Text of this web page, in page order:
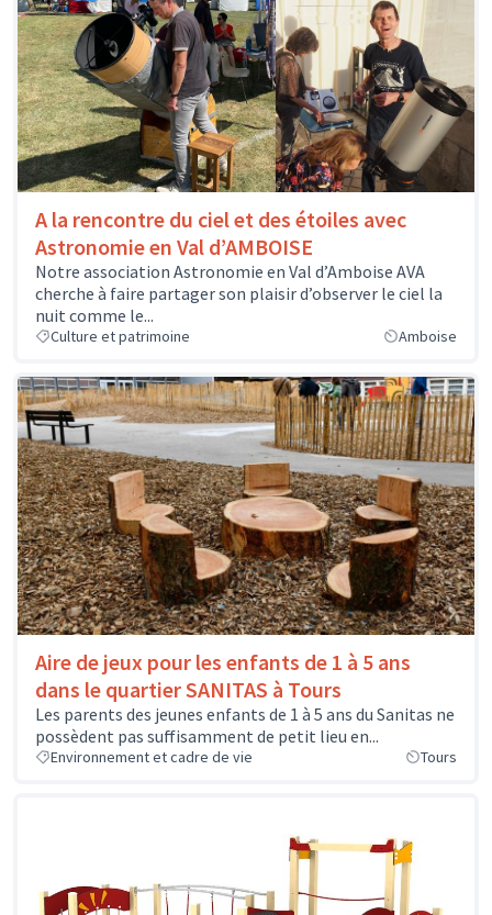
A la rencontre du ciel et des étoiles avec
Astronomie en Val d’AMBOISE
Notre association Astronomie en Val d’Amboise AVA
cherche à faire partager son plaisir d’observer le ciel la
nuit comme le...
Culture et patrimoine Amboise
Aire de jeux pour les enfants de 1 à 5 ans
dans le quartier SANITAS à Tours
Les parents des jeunes enfants de 1 à 5 ans du Sanitas ne
possèdent pas suffisamment de petit lieu en...
Environnement et cadre de vie Tours